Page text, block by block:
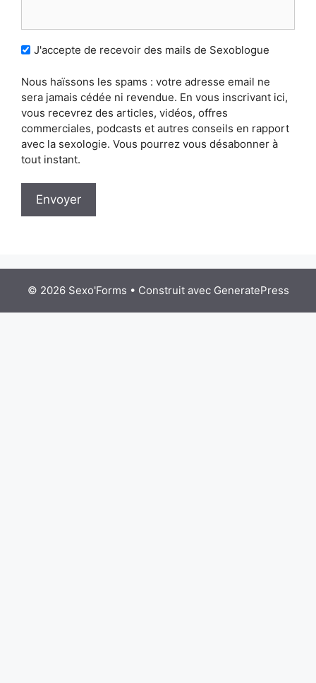
RGPD(Nécessaire)
J'accepte de recevoir des mails de Sexoblogue
Nous haïssons les spams : votre adresse email ne
sera jamais cédée ni revendue. En vous inscrivant ici,
vous recevrez des articles, vidéos, offres
commerciales, podcasts et autres conseils en rapport
avec la sexologie. Vous pourrez vous désabonner à
tout instant.
Envoyer
© 2026 Sexo'Forms • Construit avec GeneratePress